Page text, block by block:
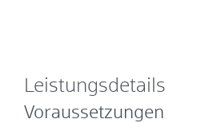
Leistungsdetails
Voraussetzungen